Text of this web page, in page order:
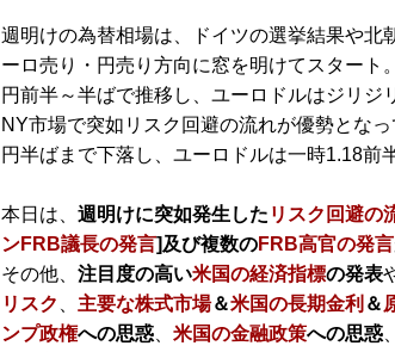
週明けの為替相場は、ドイツの選挙結果や北
ーロ売り・円売り方向に窓を明けてスタート
円前半～半ばで推移し、ユーロドルはジリジ
NY市場で突如リスク回避の流れが優勢とな
円半ばまで下落し、ユーロドルは一時1.18前
本日は、 週明けに突如発生した リスク回避の
ンFRB議長の発言]及び複数のFRB高官の発言
その他、 注目度の高い米国の経済指標の発表
リスク
主要な株式市場＆米国の長期金利 ＆
ンプ政権への思惑 米国の金融政策への思惑